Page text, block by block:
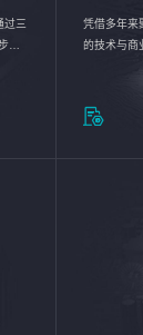
过三
呈
完
凭借多年来
的技术与商
优化、运